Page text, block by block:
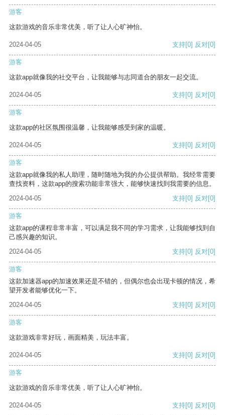
游客
这款游戏的音乐非常优美，听了让人心旷神怡。
2024-04-05 支持[0] 反对[0]
游客
这款app就像我的社交平台，让我能够与志同道合的朋友一起交流。
2024-04-05 支持[0] 反对[0]
游客
这款app的社区氛围很温馨，让我能够感受到家的温暖。
2024-04-05 支持[0] 反对[0]
游客
这款app就像我的私人助理，随时随地为我的办公提供帮助。我经常需要
查找资料，这款app的搜索功能非常强大，能够快速找到我需要的信息。
2024-04-05
支持[0] 反对[0]
游客
这款app的课程非常丰富，可以满足我不同的学习需求，让我能够找到自
己感兴趣的知识。
2024-04-05
支持[0] 反对[0]
游客
这款加速器app的加速效果还是不错的，但偶尔也会出现卡顿的情况，希
望开发者能够优化一下。
2024-04-05
支持[0] 反对[0]
游客
这款游戏非常好玩，画面精美，玩法丰富。
2024-04-05 支持[0] 反对[0]
游客
这款游戏的音乐非常优美，听了让人心旷神怡。
2024-04-05 支持[0] 反对[0]